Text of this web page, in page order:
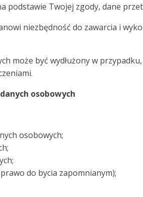
podstawie Twojej zgody, dane
niezbędność do zawarcia i
może być wydłużony w
osobowych
osobowych;
do bycia zapomnianym);